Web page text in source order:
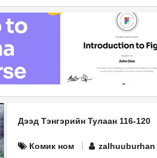
Дээд Тэнгэрийн Тулаан 116-120
Комик ном zalhuuburhan